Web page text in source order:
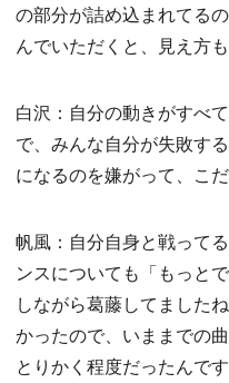
の部分が詰め込まれてる
んでいただくと、見え方
白沢：自分の動きがすべ
で、みんな自分が失敗す
になるのを嫌がって、こ
帆風：自分自身と戦って
ンスについても「もっと
しながら葛藤してました
かったので、いままでの
とりかく程度だったんで